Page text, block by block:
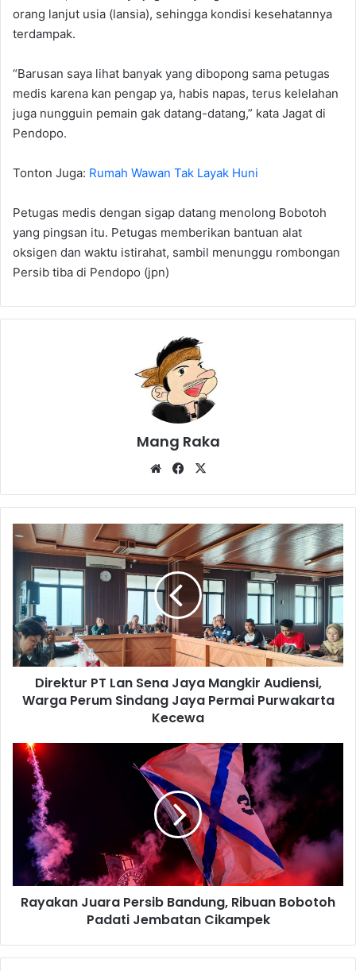
orang lanjut usia (lansia), sehingga kondisi kesehatannya
terdampak.
“Barusan saya lihat banyak yang dibopong sama petugas
medis karena kan pengap ya, habis napas, terus kelelahan
juga nungguin pemain gak datang-datang,” kata Jagat di
Pendopo.
Tonton Juga: Rumah Wawan Tak Layak Huni
Petugas medis dengan sigap datang menolong Bobotoh
yang pingsan itu. Petugas memberikan bantuan alat
oksigen dan waktu istirahat, sambil menunggu rombongan
Persib tiba di Pendopo (jpn)
Mang Raka
WebsiteFacebook
Direktur
PT
Sena
Jaya
Mangkir
Audiensi,
Warga
Perum
Sindang
Jaya
Kecewa
Direktur PT Lan Sena Jaya Mangkir Audiensi,
Warga Perum Sindang Jaya Permai Purwakarta
Kecewa
Rayakan
Juara
Persib
Bandung,
Ribuan
Bobotoh
Padati
Jembatan
Cikampek
Rayakan Juara Persib Bandung, Ribuan Bobotoh
Padati Jembatan Cikampek